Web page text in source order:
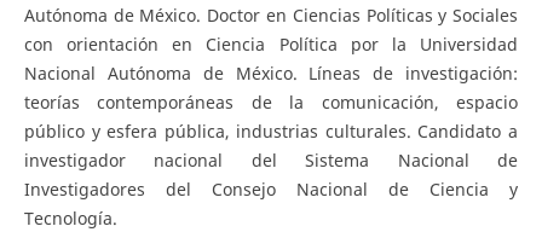
Autónoma de México. Doctor en Ciencias Políticas y Sociales
con orientación en Ciencia Política por la Universidad
Nacional Autónoma de México. Líneas de investigación:
teorías contemporáneas de la comunicación, espacio
público y esfera pública, industrias culturales. Candidato a
investigador nacional del Sistema Nacional de
Investigadores del Consejo Nacional de Ciencia y
Tecnología.